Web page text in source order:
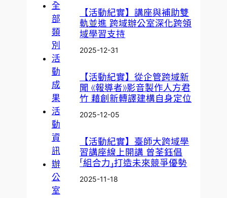
全
部
類
別
活
動
成
果
活
動
資
訊
辦
公
室
【活動紀實】講座與補助雙
軌並進 跨域辦公室深化跨領
域學習支持
2025-12-31
【活動紀實】從企管跨域新
聞 《報導者》影音製作人方君
竹 藉創新轉譯建構自身定位
2025-12-05
【活動紀實】臺師大跨域學
習講座線上開講 曾荃鈺倡
「組合力」打造未來競爭優勢
2025-11-18